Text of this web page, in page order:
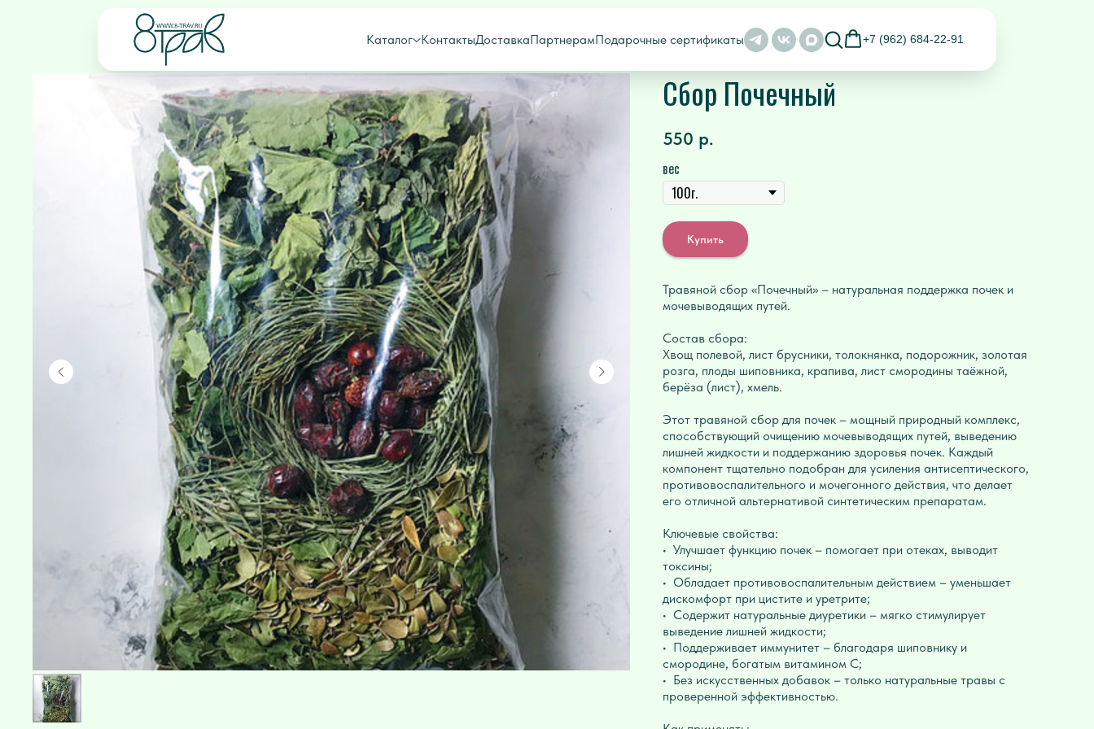
Каталог КонтактыДоставкаПартнерамПодарочные сертификаты +7 (962) 684-22-91
Сбор Почечный
550 р.
вес
Купить
Травяной сбор «Почечный» – натуральная поддержка почек и
мочевыводящих путей.
Состав сбора:
Хвощ полевой, лист брусники, толокнянка, подорожник, золотая
розга, плоды шиповника, крапива, лист смородины таёжной,
берёза (лист), хмель.
Этот травяной сбор для почек – мощный природный комплекс,
способствующий очищению мочевыводящих путей, выведению
лишней жидкости и поддержанию здоровья почек. Каждый
компонент тщательно подобран для усиления антисептического,
противовоспалительного и мочегонного действия, что делает
его отличной альтернативой синтетическим препаратам.
Ключевые свойства:
• Улучшает функцию почек – помогает при отеках, выводит
токсины;
• Обладает противовоспалительным действием – уменьшает
дискомфорт при цистите и уретрите;
• Содержит натуральные диуретики – мягко стимулирует
выведение лишней жидкости;
• Поддерживает иммунитет – благодаря шиповнику и
смородине, богатым витамином C;
• Без искусственных добавок – только натуральные травы с
проверенной эффективностью.